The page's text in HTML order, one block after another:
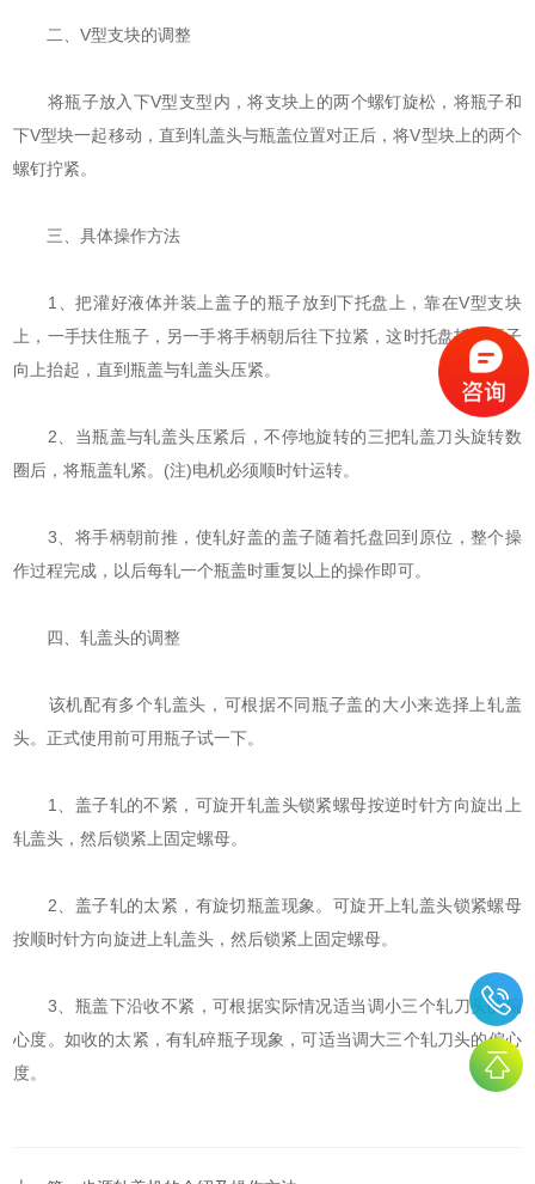
二、V型支块的调整
将瓶子放入下V型支型内，将支块上的两个螺钉旋松，将瓶子和
下V型块一起移动，直到轧盖头与瓶盖位置对正后，将V型块上的两个
螺钉拧紧。
三、具体操作方法
1、把灌好液体并装上盖子的瓶子放到下托盘上，靠在V型支块
上，一手扶住瓶子，另一手将手柄朝后往下拉紧，这时托盘托着瓶子
向上抬起，直到瓶盖与轧盖头压紧。
2、当瓶盖与轧盖头压紧后，不停地旋转的三把轧盖刀头旋转数
圈后，将瓶盖轧紧。(注)电机必须顺时针运转。
3、将手柄朝前推，使轧好盖的盖子随着托盘回到原位，整个操
作过程完成，以后每轧一个瓶盖时重复以上的操作即可。
四、轧盖头的调整
该机配有多个轧盖头，可根据不同瓶子盖的大小来选择上轧盖
头。正式使用前可用瓶子试一下。
1、盖子轧的不紧，可旋开轧盖头锁紧螺母按逆时针方向旋出上
轧盖头，然后锁紧上固定螺母。
2、盖子轧的太紧，有旋切瓶盖现象。可旋开上轧盖头锁紧螺母
按顺时针方向旋进上轧盖头，然后锁紧上固定螺母。
3、瓶盖下沿收不紧，可根据实际情况适当调小三个轧刀头的偏
心度。如收的太紧，有轧碎瓶子现象，可适当调大三个轧刀头的偏心
度。